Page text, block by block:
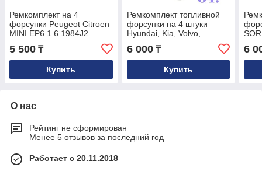
Ремкомплект на 4
форсунки Peugeot Citroen
MINI EP6 1.6 1984J2
1984G7
5 500 ₸
Купить
Ремкомплект топливной
форсунки на 4 штуки
Hyundai, Kia, Volvo,
Nissan, OPEL
6 000₸
Купить
6
О нас
Рейтинг не сформирован
Менее 5 отзывов за последний год
Работает с 20.11.2018